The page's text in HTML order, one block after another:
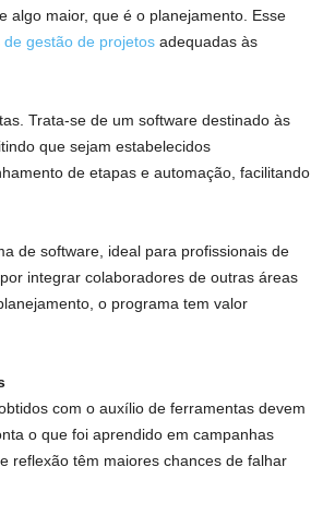
algo maior, que é o planejamento. Esse
gestão de projetosadequadas às
Trata-se de um software destinado às
que sejam estabelecidos
de etapas e automação, facilitando
de software, ideal para profissionais de
integrar colaboradores de outras áreas
o programa tem valor
com o auxílio de ferramentas devem
o que foi aprendido em campanhas
reflexão têm maiores chances de falhar